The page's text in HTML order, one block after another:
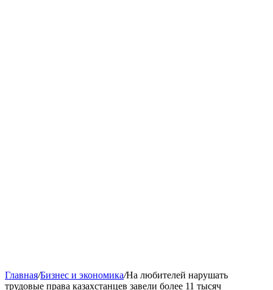
Главная/Бизнес и экономика/На любителей нарушать
трудовые права казахстанцев завели более 11 тысяч